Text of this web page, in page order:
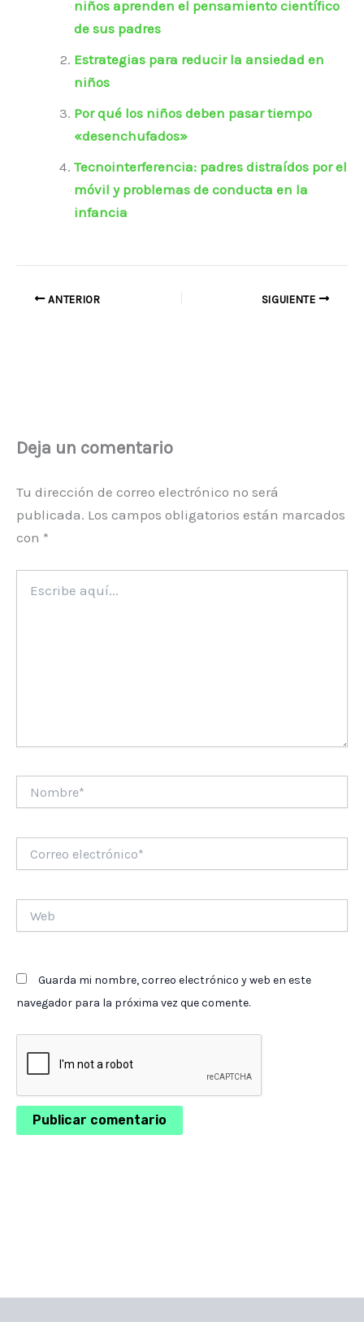
niños aprenden el pensamiento científico
de sus padres
Estrategias para reducir la ansiedad en
niños
Por qué los niños deben pasar tiempo
«desenchufados»
Tecnointerferencia: padres distraídos por el
móvil y problemas de conducta en la
infancia
ANTERIOR SIGUIENTE
Deja un comentario
Tu dirección de correo electrónico no será
publicada. Los campos obligatorios están marcados
con *
aquí...
electrónico*
Guarda mi nombre, correo electrónico y web en este
navegador para la próxima vez que comente.